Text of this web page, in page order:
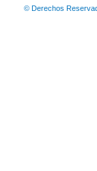
© Derechos